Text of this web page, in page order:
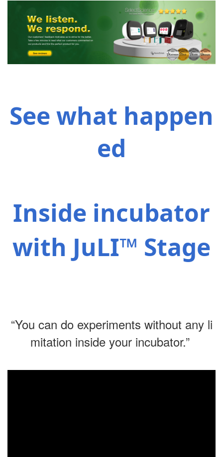
See what happen
ed
Inside incubator
with JuLI™ Stage
“You can do experiments without any li
mitation inside your incubator.”